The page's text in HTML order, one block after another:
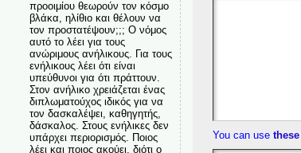
προοιμίου θεωρούν τον κόσμο
βλάκα, ηλίθιο και θέλουν να
τον προστατέψουν;;; Ο νόμος
αυτό το λέει για τους
ανώριμους ανήλικους. Για τους
ενήλικους λέει ότι είναι
υπεύθυνοι για ότι πράττουν.
Στον ανήλικο χρειάζεται ένας
διπλωματούχος ιδικός για να
τον δασκαλέψει, καθηγητής,
δάσκαλος. Στους ενήλικες δεν
υπάρχει περιορισμός. Ποιος
λέει και ποιος ακούει, διότι ο
You can use